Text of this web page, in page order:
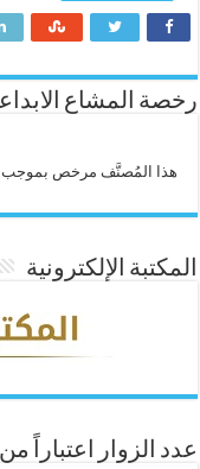
رخصة المشاع
هذا المُصنَّف مرخص بموجب رخصة
المكتبة الإلكترونية
عدد الزوار اعتباراً من 5/27/ 2011